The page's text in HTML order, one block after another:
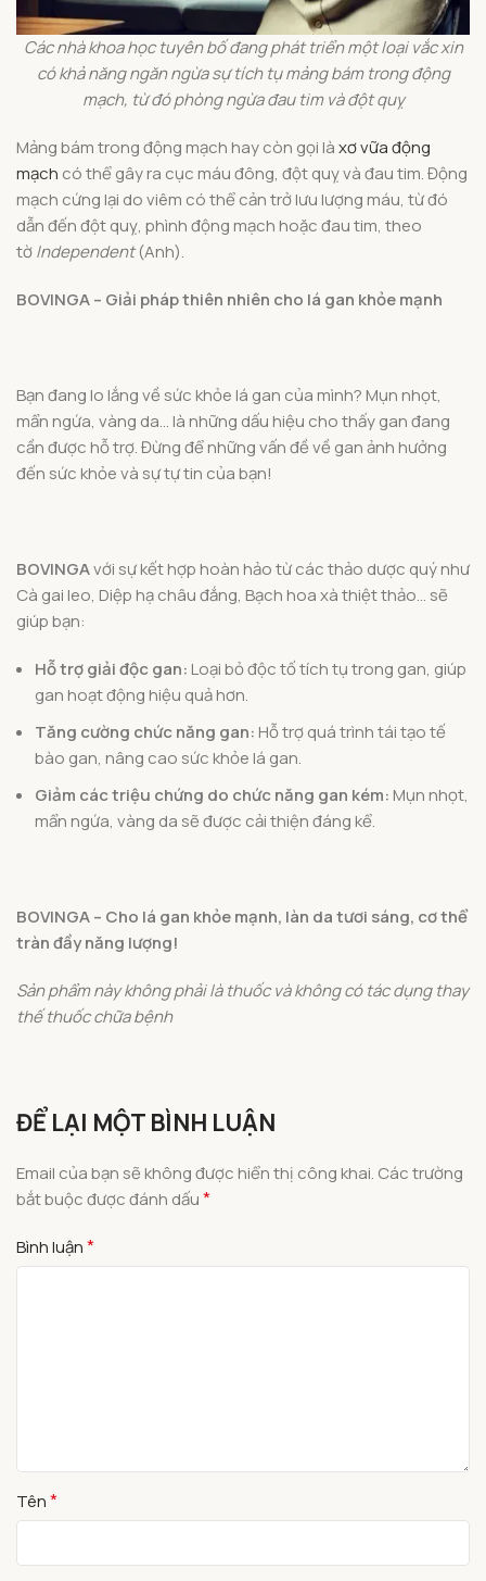
Các nhà khoa học tuyên bố đang phát triển một loại vắc xin
có khả năng ngăn ngừa sự tích tụ mảng bám trong động
mạch, từ đó phòng ngừa đau tim và đột quỵ
Mảng bám trong động mạch hay còn gọi làxơ vữa động
mạch có thể gây ra cục máu đông, đột quỵ và đau tim. Động
mạch cứng lại do viêm có thể cản trở lưu lượng máu, từ đó
dẫn đến đột quỵ, phình động mạch hoặc đau tim, theo
tờIndependent(Anh).
BOVINGA – Giải pháp thiên nhiên cho lá gan khỏe mạnh
Bạn đang lo lắng về sức khỏe lá gan của mình? Mụn nhọt,
mẩn ngứa, vàng da… là những dấu hiệu cho thấy gan đang
cần được hỗ trợ. Đừng để những vấn đề về gan ảnh hưởng
đến sức khỏe và sự tự tin của bạn!
BOVINGAvới sự kết hợp hoàn hảo từ các thảo dược quý như
Cà gai leo, Diệp hạ châu đắng, Bạch hoa xà thiệt thảo… sẽ
giúp bạn:
Hỗ trợ giải độc gan: Loại bỏ độc tố tích tụ trong gan, giúp
gan hoạt động hiệu quả hơn.
Tăng cường chức năng gan: Hỗ trợ quá trình tái tạo tế
bào gan, nâng cao sức khỏe lá gan.
Giảm các triệu chứng do chức năng gan kém: Mụn nhọt,
mẩn ngứa, vàng da sẽ được cải thiện đáng kể.
BOVINGA – Cho lá gan khỏe mạnh, làn da tươi sáng, cơ thể
tràn đầy năng lượng!
Sản phẩm này không phải là thuốc và không có tác dụng thay
thế thuốc chữa bệnh
ĐỂ LẠI MỘT BÌNH LUẬN
Email của bạn sẽ không được hiển thị công khai. Các trường
bắt buộc được đánh dấu*
Bình luận*
Tên*